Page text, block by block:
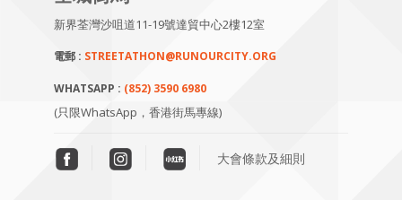
新界荃灣沙咀道11-19號達貿中心2樓12室
電郵 : STREETATHON@RUNOURCITY.ORG
WHATSAPP : (852) 3590 6980
(只限WhatsApp，香港街馬專線)
大會條款及細則